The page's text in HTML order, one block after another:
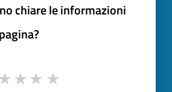
chiare le informazioni